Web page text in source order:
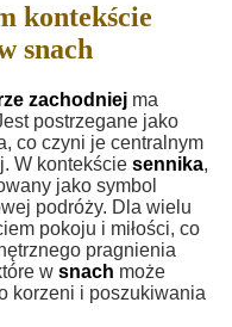
kontekście
snach
zachodniej ma
postrzegane jako
co czyni je centralnym
W kontekście sennika,
jako symbol
podróży. Dla wielu
pokoju i miłości, co
pragnienia
w snach może
korzeni i poszukiwania